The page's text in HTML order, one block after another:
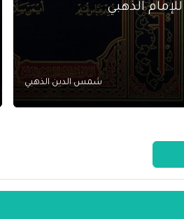
للإمام الذهبي
شمس الدين الذهبي